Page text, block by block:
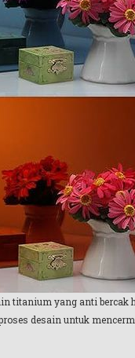
titanium yang anti bercak
desain untuk